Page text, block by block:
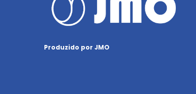
Produzido por JMO